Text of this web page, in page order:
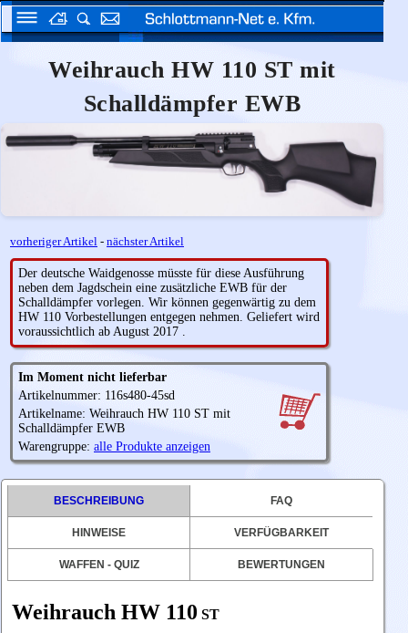
Weihrauch HW 110 ST mit
Schalldämpfer EWB
vorheriger Artikel - nächster Artikel
Der deutsche Waidgenosse müsste für diese Ausführung
neben dem Jagdschein eine zusätzliche EWB für der
Schalldämpfer vorlegen. Wir können gegenwärtig zu dem
HW 110 Vorbestellungen entgegen nehmen. Geliefert wird
voraussichtlich ab August 2017 .
Im Moment nicht lieferbar
Artikelnummer: 116s480-45sd
Artikelname: Weihrauch HW 110 ST mit
Schalldämpfer EWB
Warengruppe: alle Produkte anzeigen
BESCHREIBUNG FAQ
HINWEISE VERFÜGBARKEIT
WAFFEN - QUIZ BEWERTUNGEN
Weihrauch HW 110 ST